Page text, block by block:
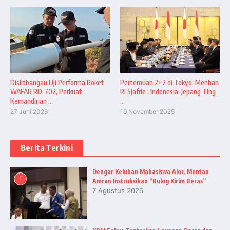
Dislitbangau Uji Performa Roket
WAFAR RD-702, Perkuat
Kemandirian ...
27 Juni 2026
Pertemuan 2+2 di Tokyo, Menhan
RI Sjafrie : Indonesia–Jepang Ting
...
19 November 2025
Berita Terkini
1
Dengar Keluhan Mahasiswa Alor, Mentan
Amran Instruksikan “Bulog Kirim Beras”
7 Agustus 2026